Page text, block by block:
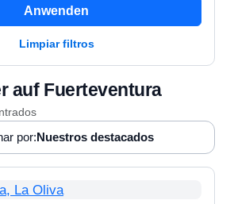
Anwenden
Limpiar filtros
auf Fuerteventura
por:Nuestros destacados